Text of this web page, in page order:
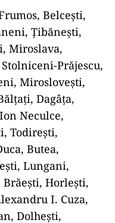
Belcești,
Țibănești,
Miroslava,
Prăjescu,
Miroslovești,
Dagâța,
Neculce,
Todirești,
Butea,
Lungani,
Horlești,
I. Cuza,
Dolhești,